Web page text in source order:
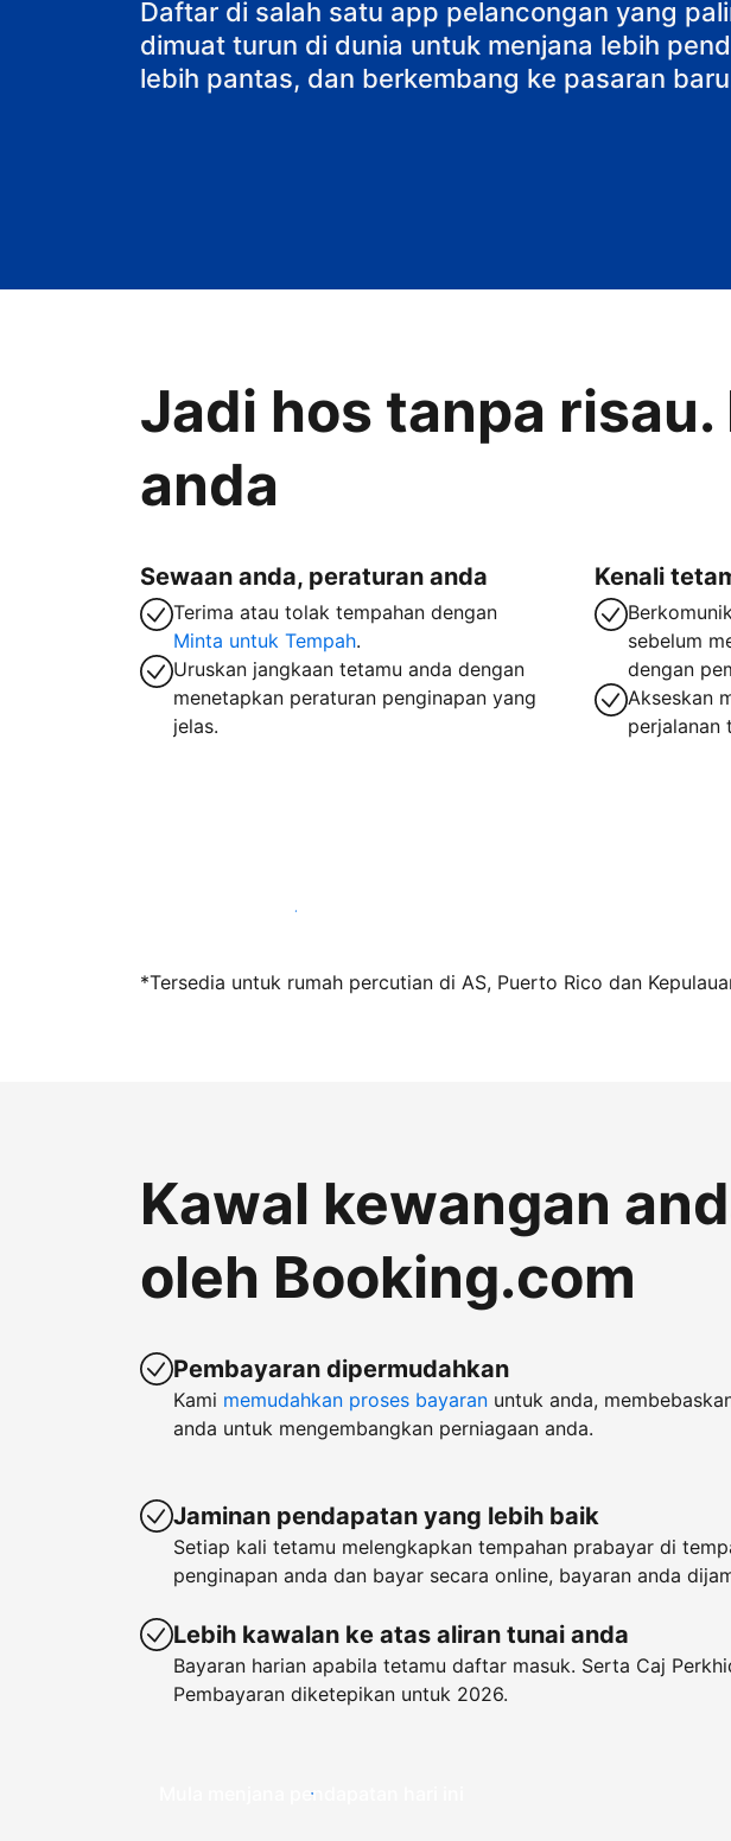
Daftar di salah satu app pelancongan yang
dimuat turun di dunia untuk menjana lebih
lebih pantas, dan berkembang ke pasaran
Jadi hos tanpa
anda
Sewaan anda, peraturan anda
Terima atau tolak tempahan dengan
Minta untuk Tempah.
Uruskan jangkaan tetamu anda dengan
menetapkan peraturan penginapan yang
jelas.
Kenali
sebelum
dengan
Akseskan
perjalanan
Jadi hos bersama kami hari ini
*Tersedia untuk rumah percutian di AS, Puerto Rico dan
Kawal kewangan
oleh Booking.com
Pembayaran dipermudahkan
Kami memudahkan proses bayaran untuk anda,
anda untuk mengembangkan perniagaan anda.
Jaminan pendapatan yang lebih baik
Setiap kali tetamu melengkapkan tempahan prabayar di
penginapan anda dan bayar secara online, bayaran anda
Lebih kawalan ke atas aliran tunai anda
Bayaran harian apabila tetamu daftar masuk. Serta Caj
Pembayaran diketepikan untuk 2026.
Mula menjana pendapatan hari ini